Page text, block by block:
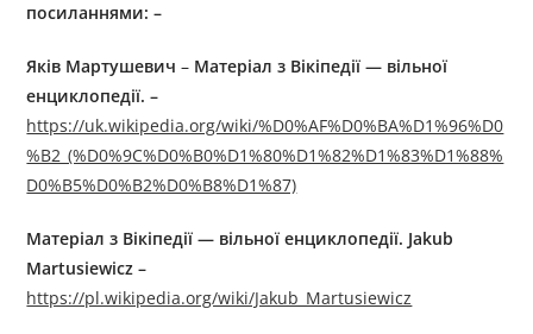
посиланнями: –
Яків Мартушевич – Матеріал з Вікіпедії — вільної
енциклопедії. –
https://uk.wikipedia.org/wiki/%D0%AF%D0%BA%D1%96%D0
%B2_(%D0%9C%D0%B0%D1%80%D1%82%D1%83%D1%88%
D0%B5%D0%B2%D0%B8%D1%87)
Матеріал з Вікіпедії — вільної енциклопедії. Jakub
Martusiewicz –
https://pl.wikipedia.org/wiki/Jakub_Martusiewicz